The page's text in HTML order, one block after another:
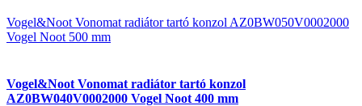
Vogel&Noot Vonomat radiátor tartó konzol AZ0BW050V0002000
Vogel Noot 500 mm
Vogel&Noot Vonomat radiátor tartó konzol
AZ0BW040V0002000 Vogel Noot 400 mm